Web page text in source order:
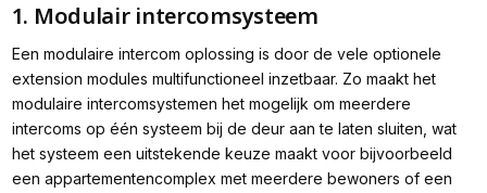
1. Modulair intercomsysteem
Een modulaire intercom oplossing is door de vele optionele
extension modules multifunctioneel inzetbaar. Zo maakt het
modulaire intercomsystemen het mogelijk om meerdere
intercoms op één systeem bij de deur aan te laten sluiten, wat
het systeem een uitstekende keuze maakt voor bijvoorbeeld
een appartementencomplex met meerdere bewoners of een